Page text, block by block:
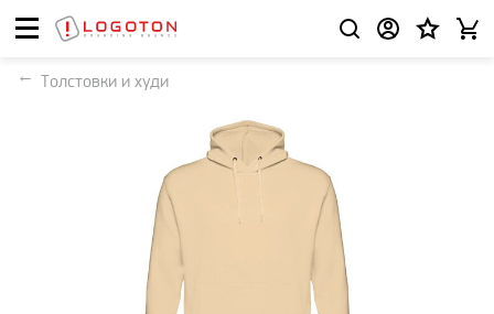
Толстовки и худи